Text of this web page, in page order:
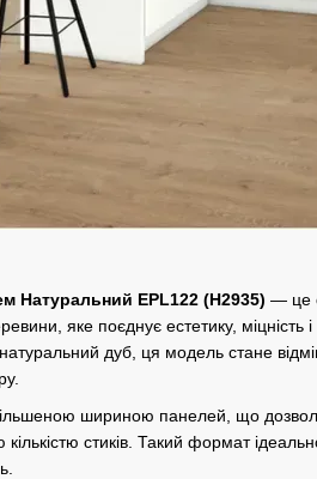
Натуральний EPL122 (H2935) — це
яке поєднує естетику, міцність і
дуб, ця модель стане
шириною панелей, що
стиків. Такий формат